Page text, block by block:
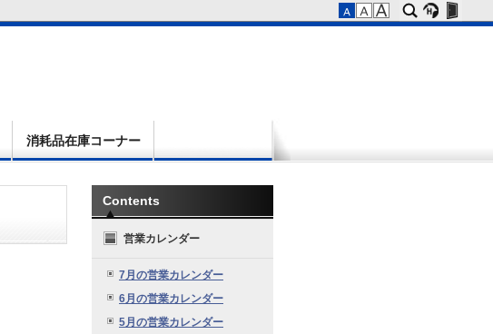
消耗品在庫コーナー
Contents
営業カレンダー
7月の営業カレンダー
6月の営業カレンダー
5月の営業カレンダー